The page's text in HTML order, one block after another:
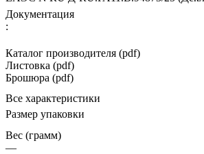
Документация
:
Каталог производителя (pdf)
Листовка (pdf)
Брошюра (pdf)
Все характеристики
Размер упаковки
Вес (грамм)
—